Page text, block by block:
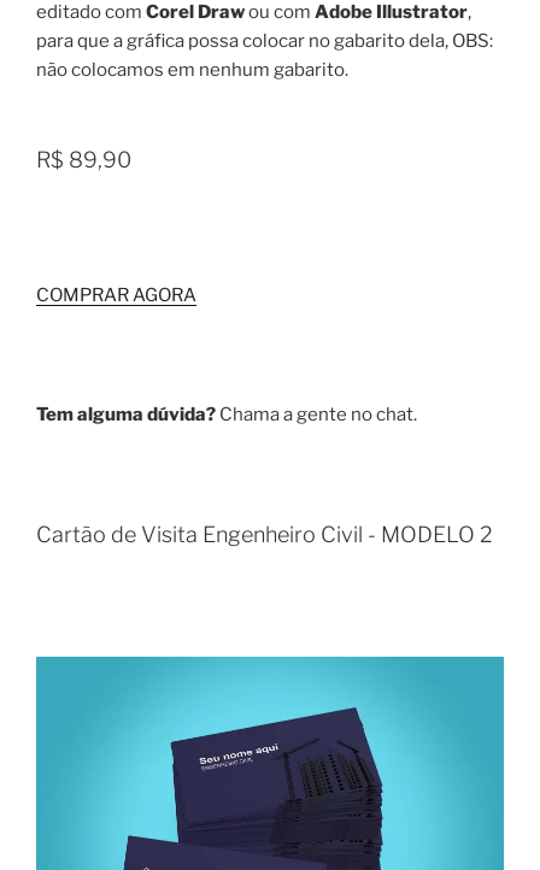
editado com Corel Drawou com Adobe Illustrator,
para que a gráfica possa colocar no gabarito dela, OBS:
não colocamos em nenhum gabarito.
R$ 89,90
COMPRAR AGORA
Tem alguma dúvida? Chama a gente no chat.
Cartão de Visita Engenheiro Civil - MODELO 2